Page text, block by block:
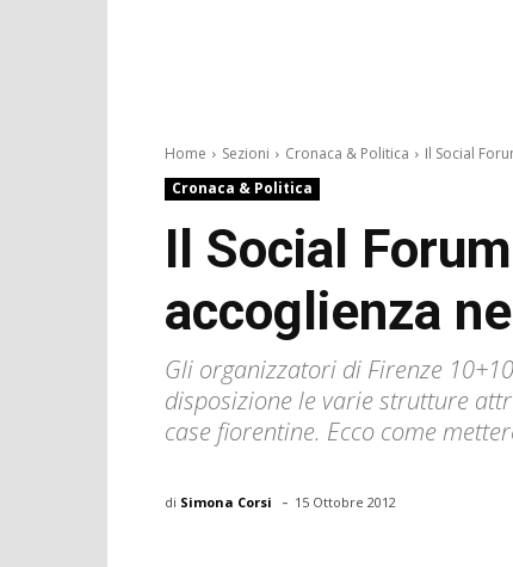
Home Sezioni Cronaca & Politica
Il Social
Cronaca & Politica
Il Social
accoglienza
Gli organizzatori di Firenze
disposizione le varie strutture
case fiorentine. Ecco come
di Simona Corsi - 15 Ottobre 2012